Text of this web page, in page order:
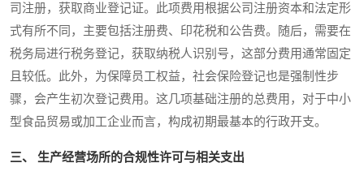
司注册，获取商业登记证。此项费用根据公司注册资本和法定形
式有所不同，主要包括注册费、印花税和公告费。随后，需要在
税务局进行税务登记，获取纳税人识别号，这部分费用通常固定
且较低。此外，为保障员工权益，社会保险登记也是强制性步
骤，会产生初次登记费用。这几项基础注册的总费用，对于中小
型食品贸易或加工企业而言，构成初期最基本的行政开支。
三、 生产经营场所的合规性许可与相关支出